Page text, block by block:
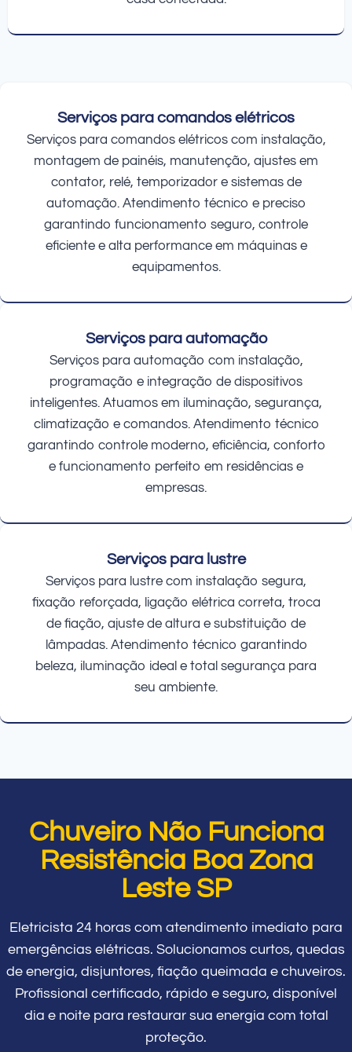
Serviços para comandos elétricos
Serviços para comandos elétricos com instalação,
montagem de painéis, manutenção, ajustes em
contator, relé, temporizador e sistemas de
automação. Atendimento técnico e preciso
garantindo funcionamento seguro, controle
eficiente e alta performance em máquinas e
equipamentos.
Serviços para automação
Serviços para automação com instalação,
programação e integração de dispositivos
inteligentes. Atuamos em iluminação, segurança,
climatização e comandos. Atendimento técnico
garantindo controle moderno, eficiência, conforto
e funcionamento perfeito em residências e
empresas.
Serviços para lustre
Serviços para lustre com instalação segura,
fixação reforçada, ligação elétrica correta, troca
de fiação, ajuste de altura e substituição de
lâmpadas. Atendimento técnico garantindo
beleza, iluminação ideal e total segurança para
seu ambiente.
Chuveiro Não Funciona
Resistência Boa Zona
Leste SP
Eletricista 24 horas com atendimento imediato para
emergências elétricas. Solucionamos curtos, quedas
de energia, disjuntores, fiação queimada e chuveiros.
Profissional certificado, rápido e seguro, disponível
dia e noite para restaurar sua energia com total
proteção.